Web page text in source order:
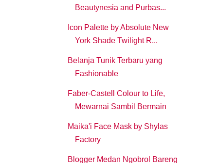
Beautynesia and Purbas...
Icon Palette by Absolute New
York Shade Twilight R...
Belanja Tunik Terbaru yang
Fashionable
Faber-Castell Colour to Life,
Mewarnai Sambil Bermain
Maika'i Face Mask by Shylas
Factory
Blogger Medan Ngobrol Bareng